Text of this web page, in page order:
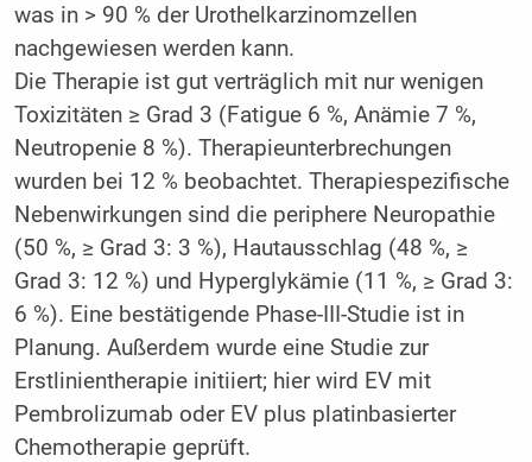
was in > 90 % der Urothelkarzinomzellen
nachgewiesen werden kann.
Die Therapie ist gut verträglich mit nur wenigen
Toxizitäten ≥ Grad 3 (Fatigue 6 %, Anämie 7 %,
Neutropenie 8 %). Therapieunterbrechungen
wurden bei 12 % beobachtet. Therapiespezifische
Nebenwirkungen sind die periphere Neuropathie
(50 %, ≥ Grad 3: 3 %), Hautausschlag (48 %, ≥
Grad 3: 12 %) und Hyperglykämie (11 %, ≥ Grad 3:
6 %). Eine bestätigende Phase-III-Studie ist in
Planung. Außerdem wurde eine Studie zur
Erstlinientherapie initiiert; hier wird EV mit
Pembrolizumab oder EV plus platinbasierter
Chemotherapie geprüft.